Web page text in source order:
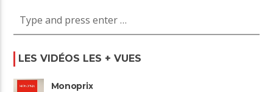
LES VIDÉOS LES + VUES
Monoprix